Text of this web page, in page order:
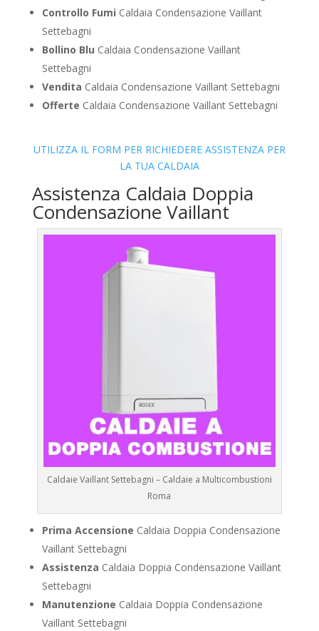
Controllo Fumi Caldaia Condensazione Vaillant
Settebagni
Bollino Blu Caldaia Condensazione Vaillant
Settebagni
Vendita Caldaia Condensazione Vaillant Settebagni
Offerte Caldaia Condensazione Vaillant Settebagni
UTILIZZA IL FORM PER RICHIEDERE ASSISTENZA PER
LA TUA CALDAIA
Assistenza Caldaia Doppia
Condensazione Vaillant
Caldaie Vaillant Settebagni – Caldaie a Multicombustioni
Roma
Prima Accensione Caldaia Doppia Condensazione
Vaillant Settebagni
Assistenza Caldaia Doppia Condensazione Vaillant
Settebagni
Manutenzione Caldaia Doppia Condensazione
Vaillant Settebagni